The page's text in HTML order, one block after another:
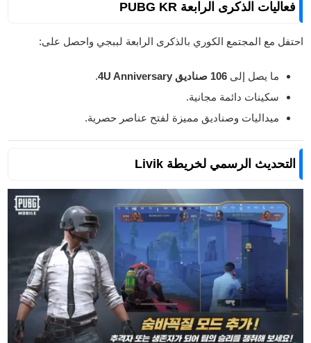
فعاليات الذكرى الرابعة PUBG KR
احتفل مع المجتمع الكوري بالذكرى الرابعة لببجي واحصل على:
ما يصل إلى 106 صناديق 4U Anniversary
.
سكينات دائمة مجانية.
ميداليات وصناديق مميزة لفتح عناصر حصرية.
التحديث الرسمي لخريطة Livik